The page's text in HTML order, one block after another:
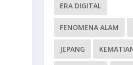
ERA DIGITAL
FENOMENA ALAM
JEPANG